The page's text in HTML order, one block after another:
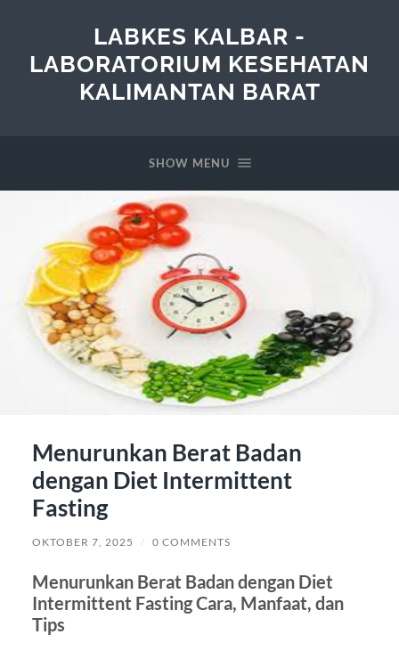
LABKES KALBAR -
LABORATORIUM KESEHATAN
KALIMANTAN BARAT
SHOW MENU
Menurunkan Berat Badan
dengan Diet Intermittent
Fasting
OKTOBER 7, 2025 / 0 COMMENTS
Menurunkan Berat Badan dengan Diet
Intermittent Fasting Cara, Manfaat, dan
Tips